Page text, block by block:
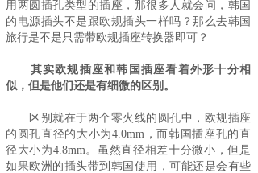
用两圆插孔类型的插座，那很多人就会问，韩国
的电源插头不是跟欧规插头一样吗？那么去韩国
旅行是不是只需带欧规插座转换器即可？
其实欧规插座和韩国插座看着外形十分相
似，但是他们还是有细微的区别。
区别就在于两个零火线的圆孔中，欧规插座
的圆孔直径的大小为4.0mm，而韩国插座孔的直
径大小为4.8mm。虽然直径相差十分微小，但是
如果欧洲的插头带到韩国使用，可能还是会有些